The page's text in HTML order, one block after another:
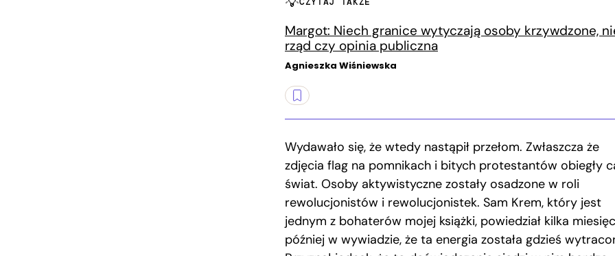
Margot: Niech granice wytyczają osoby krzywdzone,
rząd czy opinia publiczna
Agnieszka Wiśniewska
Wydawało się, że wtedy nastąpił przełom. Zwłaszcza że
zdjęcia flag na pomnikach i bitych protestantów obiegły
świat. Osoby aktywistyczne zostały osadzone w roli
rewolucjonistów i rewolucjonistek. Sam Krem, który jest
jednym z bohaterów mojej książki, powiedział kilka
później w wywiadzie, że ta energia została gdzieś